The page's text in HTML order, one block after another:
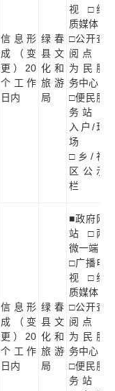
信息形
成（变
更）20
个工作
日内
绿春
县文
化和
旅游
局
视 □纸
质媒体
□公开查
阅点 □
为民服
务中心
□便民服
务站 □
入户/现
场
□乡/社
区公示
栏
信息形
成（变
更）20
个工作
日内
绿春
县文
化和
旅游
局
■政府网
站 □两
微一端
□广播电
视 □纸
质媒体
□公开查
阅点 □
为民服
务中心
□便民服
务站 □